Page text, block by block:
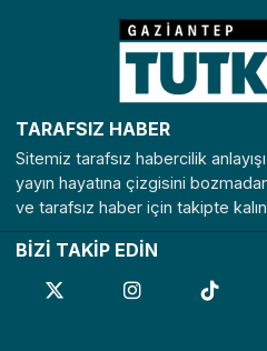
TARAFSIZ HABER
Sitemiz tarafsız habercilik anlayışı
yayın hayatına çizgisini
ve tarafsız haber için takipte
BİZİ TAKİP EDİN